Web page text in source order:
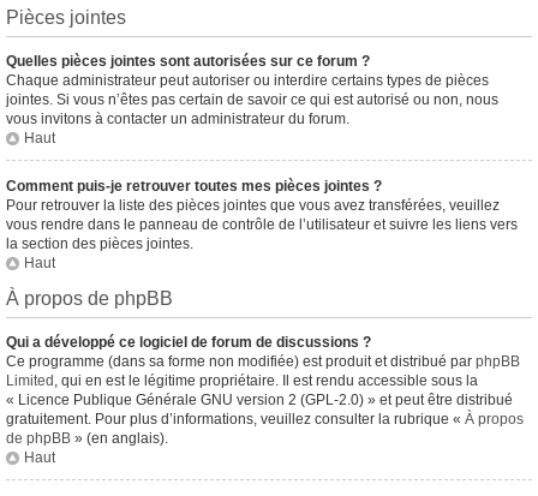
Pièces jointes
Quelles pièces jointes sont autorisées sur ce forum ?
Chaque administrateur peut autoriser ou interdire certains types de pièces
jointes. Si vous n’êtes pas certain de savoir ce qui est autorisé ou non, nous
vous invitons à contacter un administrateur du forum.
Haut
Comment puis-je retrouver toutes mes pièces jointes ?
Pour retrouver la liste des pièces jointes que vous avez transférées, veuillez
vous rendre dans le panneau de contrôle de l’utilisateur et suivre les liens vers
la section des pièces jointes.
Haut
À propos de phpBB
Qui a développé ce logiciel de forum de discussions ?
Ce programme (dans sa forme non modifiée) est produit et distribué par phpBB
Limited , qui en est le légitime propriétaire. Il est rendu accessible sous la
« Licence Publique Générale GNU version 2 (GPL-2.0) » et peut être distribué
gratuitement. Pour plus d’informations, veuillez consulter la rubrique « À propos
de phpBB » (en anglais).
Haut